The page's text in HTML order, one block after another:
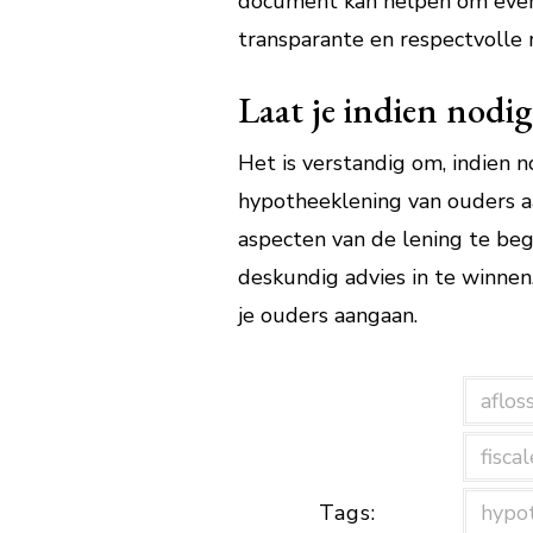
transparante en
Laat je indien
Het is verstandig om, indien
hypotheeklening van ouders
aspecten van de lening te
deskundig advies in te
je ouders aangaan.
Tags: